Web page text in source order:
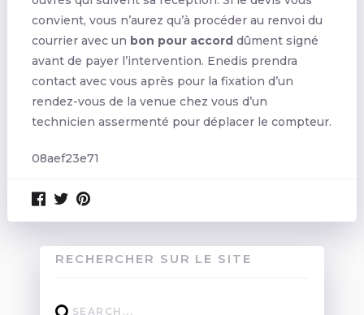
convient, vous n’aurez qu’à procéder au renvoi du
courrier avec un bon pour accorddûment signé
avant de payer l’intervention. Enedis prendra
contact avec vous après pour la fixation d’un
rendez-vous de la venue chez vous d’un
technicien assermenté pour déplacer le compteur.
08aef23e71
RECHERCHER SUR LE SITE